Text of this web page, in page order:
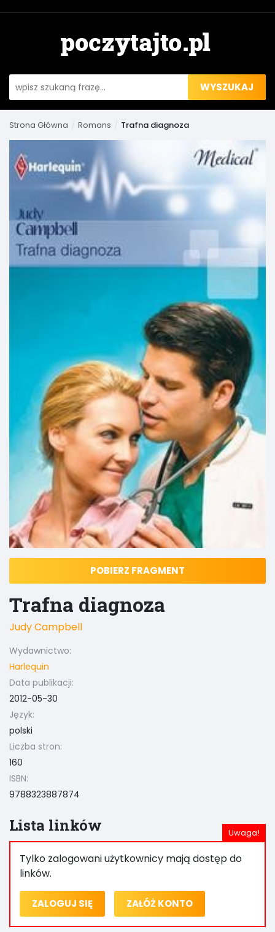
WYSZUKAJ
Strona Główna Romans Trafna diagnoza
POBIERZ FRAGMENT
Trafna diagnoza
Judy Campbell
Wydawnictwo:
Harlequin
Data publikacji:
2012-05-30
Język:
polski
Liczba stron:
160
ISBN:
9788323887874
Lista linków
Tylko zalogowani użytkownicy mają dostęp do
linków.
ZALOGUJ SIĘ ZAŁÓŻ KONTO